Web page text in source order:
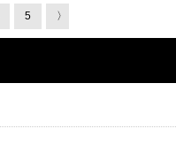
5 〉